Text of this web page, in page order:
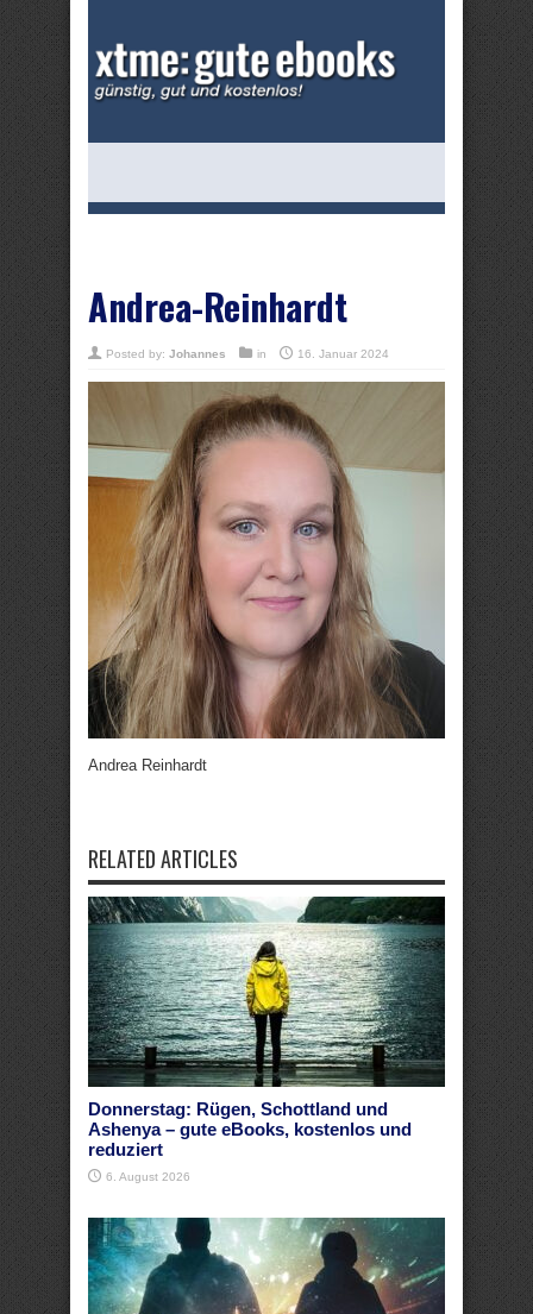
Andrea-Reinhardt
Posted by: Johannes in 16. Januar 2024
Andrea Reinhardt
RELATED ARTICLES
Donnerstag: Rügen, Schottland und
Ashenya – gute eBooks, kostenlos und
reduziert
6. August 2026